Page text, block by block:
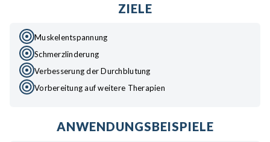
ZIELE
Muskelentspannung
Schmerzlinderung
Verbesserung der Durchblutung
Vorbereitung auf weitere Therapien
ANWENDUNGSBEISPIELE